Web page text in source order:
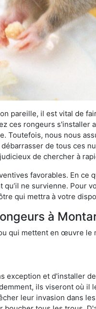
pareille, il est vital de
ces rongeurs
Toutefois, nous nous
de tous ces
de chercher à
favorables. En ce
ne survienne. Pour
qui mettra à votre
à
qui mettent en œuvre
exception et d'installer
ils viseront où il
leur invasion dans